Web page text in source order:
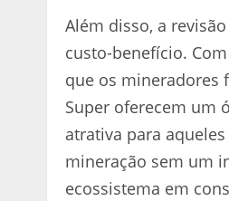
Além disso, a
custo-benefício.
que os mineradores
Super oferecem um
atrativa para
mineração sem um
ecossistema em